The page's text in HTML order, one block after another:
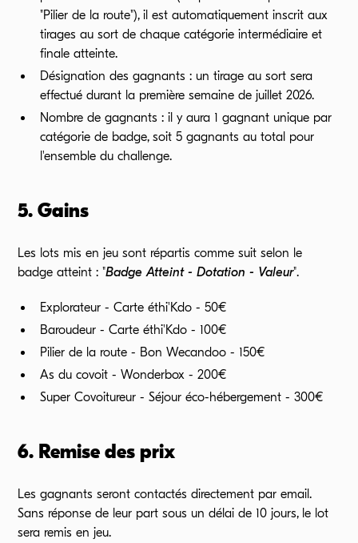
"Pilier de la route"), il est automatiquement inscrit aux
tirages au sort de chaque catégorie intermédiaire et
finale atteinte.
Désignation des gagnants : un tirage au sort sera
effectué durant la première semaine de juillet 2026.
Nombre de gagnants : il y aura 1 gagnant unique par
catégorie de badge, soit 5 gagnants au total pour
l'ensemble du challenge.
5. Gains
Les lots mis en jeu sont répartis comme suit selon le
badge atteint : "Badge Atteint - Dotation - Valeur".
Explorateur - Carte éthi'Kdo - 50€
Baroudeur - Carte éthi'Kdo - 100€
Pilier de la route - Bon Wecandoo - 150€
As du covoit - Wonderbox - 200€
Super Covoitureur - Séjour éco-hébergement - 300€
6. Remise des prix
Les gagnants seront contactés directement par email.
Sans réponse de leur part sous un délai de 10 jours, le lot
sera remis en jeu.